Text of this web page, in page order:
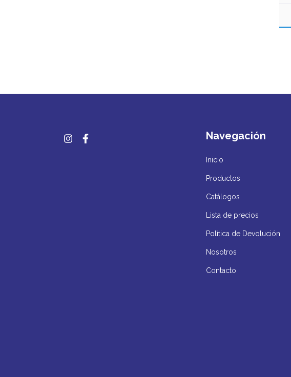
Navegación
Inicio
Productos
Catálogos
Lista de precios
Política de Devolución
Nosotros
Contacto